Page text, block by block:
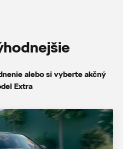
alebo si vyberte akčný
Extra